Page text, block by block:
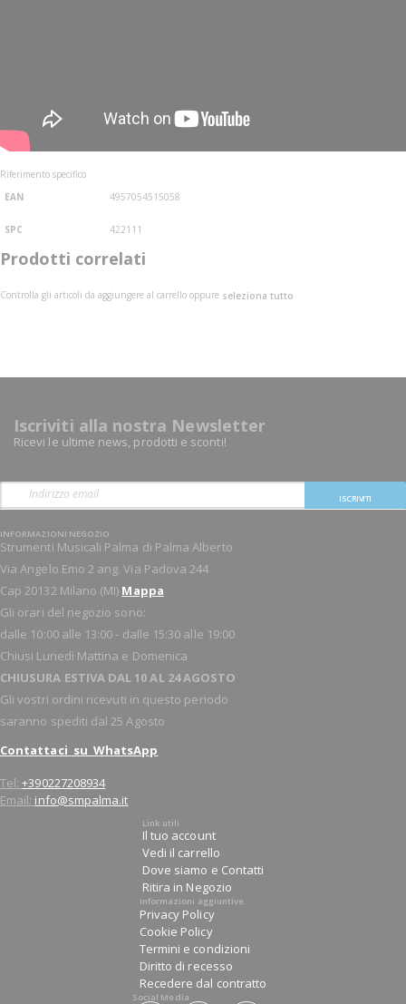
Riferimento specifico
EAN
4957054515058
SPC 422111
Prodotti correlati
Controlla gli articoli da aggiungere al carrello oppure seleziona tutto
Iscriviti alla nostra Newsletter
Ricevi le ultime news, prodotti e sconti!
ISCRIVITI
INFORMAZIONI NEGOZIO
Strumenti Musicali Palma di Palma Alberto
Via Angelo Emo 2 ang. Via Padova 244
Cap 20132 Milano (MI) Mappa
Gli orari del negozio sono:
dalle 10:00 alle 13:00 - dalle 15:30 alle 19:00
Chiusi Lunedì Mattina e Domenica
CHIUSURA ESTIVA DAL 10 AL 24 AGOSTO
Gli vostri ordini ricevuti in questo periodo
saranno spediti dal 25 Agosto
Contattaci su WhatsApp
Tel:+390227208934
Email: info@smpalma.it
Link utili
Il tuo account
Vedi il carrello
Dove siamo e Contatti
Ritira in Negozio
Informazioni aggiuntive
Privacy Policy
Cookie Policy
Termini e condizioni
Diritto di recesso
Recedere dal contratto
Social Media